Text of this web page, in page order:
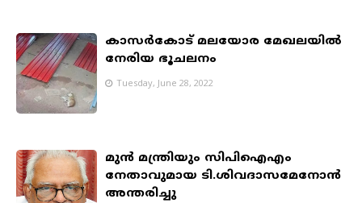
കാസർകോട് മലയോര മേഖലയിൽ
നേരിയ ഭൂചലനം
Tuesday, June 28, 2022
മുൻ മന്ത്രിയും സിപിഐഎം
നേതാവുമായ ടി.ശിവദാസമേനോന്‍
അന്തരിച്ചു